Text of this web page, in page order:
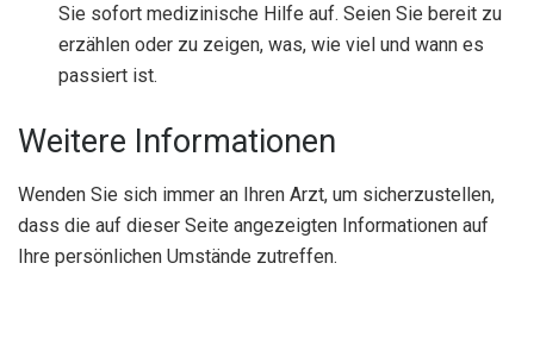
Sie sofort medizinische Hilfe auf. Seien Sie bereit zu
erzählen oder zu zeigen, was, wie viel und wann es
passiert ist.
Weitere Informationen
Wenden Sie sich immer an Ihren Arzt, um sicherzustellen,
dass die auf dieser Seite angezeigten Informationen auf
Ihre persönlichen Umstände zutreffen.